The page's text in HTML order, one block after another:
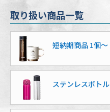
取り扱い商品一覧
短納期商品 1個〜
ステンレスボトル